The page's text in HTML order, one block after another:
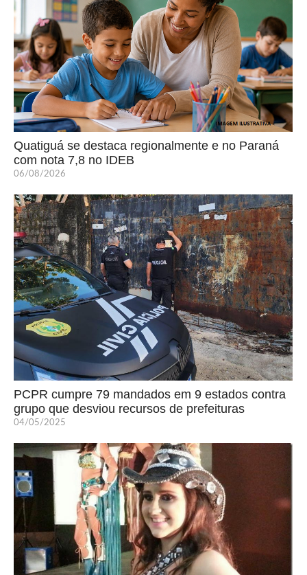
Quatiguá se destaca regionalmente e no Paraná
com nota 7,8 no IDEB
06/08/2026
PCPR cumpre 79 mandados em 9 estados contra
grupo que desviou recursos de prefeituras
04/05/2025